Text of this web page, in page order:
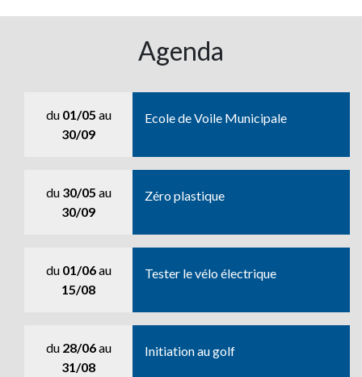
Agenda
du 01/05 au
30/09
Ecole de Voile Municipale
du 30/05 au
30/09
Zéro plastique
du 01/06au
15/08
Tester le vélo électrique
du 28/06au
31/08
Initiation au golf